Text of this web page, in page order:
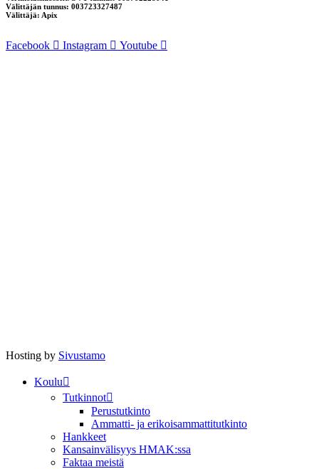
Välittäjän tunnus: 003723327487
Välittäjä: Apix
Facebook Instagram Youtube
Hosting by Sivustamo
Koulu
Tutkinnot
Perustutkinto
Ammatti- ja erikoisammattitutkinto
Hankkeet
Kansainvälisyys HMAK:ssa
Faktaa meistä